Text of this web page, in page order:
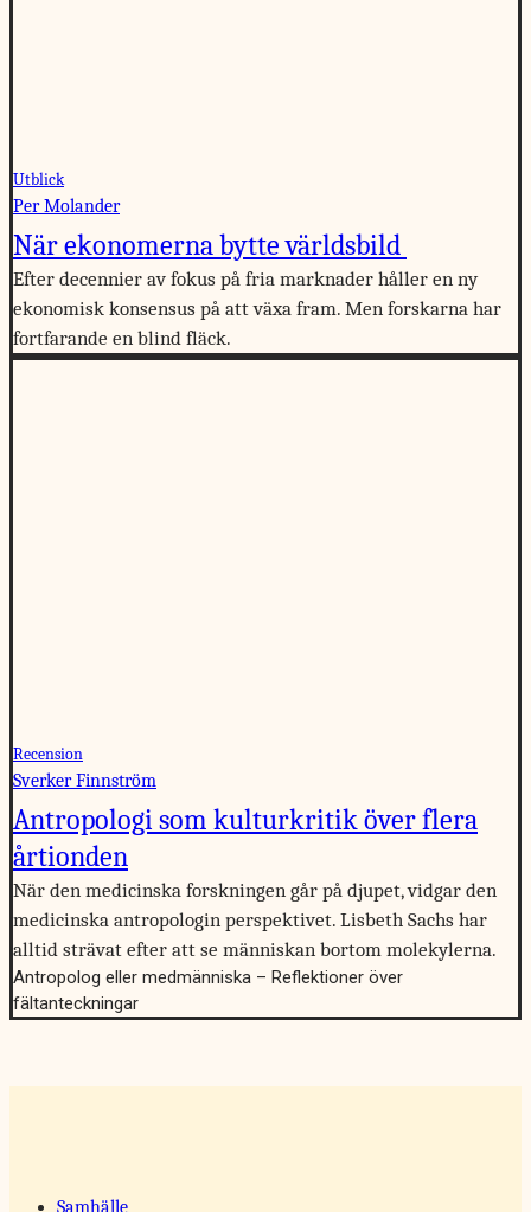
Utblick
Per Molander
När ekonomerna bytte världsbild
Efter decennier av fokus på fria marknader håller en ny
ekonomisk konsensus på att växa fram. Men forskarna har
fortfarande en blind fläck.
Recension
Sverker Finnström
Antropologi som kulturkritik över flera
årtionden
När den medicinska forskningen går på djupet, vidgar den
medicinska antropologin perspektivet. Lisbeth Sachs har
alltid strävat efter att se människan bortom molekylerna.
Antropolog eller medmänniska – Reflektioner över
fältanteckningar
Samhälle